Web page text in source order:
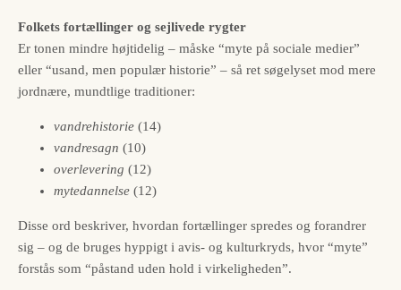
Folkets fortællinger og sejlivede rygter
Er tonen mindre højtidelig – måske “myte på sociale medier”
eller “usand, men populær historie” – så ret søgelyset mod mere
jordnære, mundtlige traditioner:
vandrehistorie (14)
vandresagn (10)
overlevering (12)
mytedannelse (12)
Disse ord beskriver, hvordan fortællinger spredes og forandrer
sig – og de bruges hyppigt i avis- og kulturkryds, hvor “myte”
forstås som “påstand uden hold i virkeligheden”.